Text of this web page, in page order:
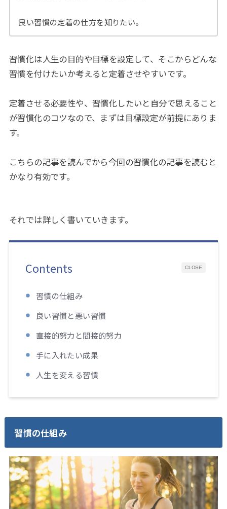
良い習慣の定着の仕方を知りたい。
習慣化は人生の目的や目標を設定して、そこからどんな
習慣を付けたいか考えると定着させやすいです。
定着させる必要性や、習慣化したいと自分で思えること
が習慣化のコツなので、まずは目標設定が前提にありま
す。
こちらの記事を読んでから今回の習慣化の記事を読むと
かなり有効です。
それでは詳しく書いていきます。
CLOSE
Contents
習慣の仕組み
良い習慣と悪い習慣
直接的努力と間接的努力
手に入れたい成果
人生を変える習慣
習慣の仕組み